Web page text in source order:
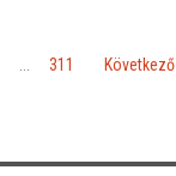
... 311 Következő